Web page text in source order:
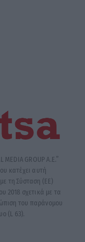
GROUP A.E.”
κατέχει αυτή
τη Σύσταση (ΕΕ)
2018 σχετικά με τα
του παράνομου
(L 63).